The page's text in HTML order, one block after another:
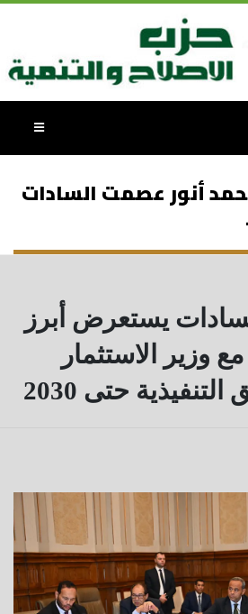
أنور عصمت السادات
يستعرض أبرز
وزير الاستثمار
حتى 2030